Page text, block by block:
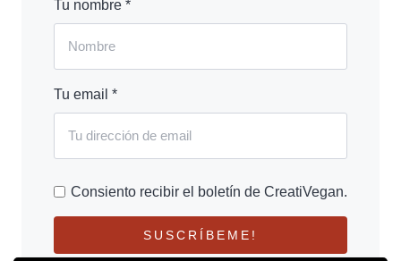
Tu nombre *
Tu email *
Consiento recibir el boletín de CreatiVegan.
SUSCRÍBEME!